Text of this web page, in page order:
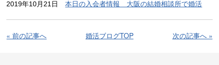
2019年10月21日本日の入会者情報 大阪の結婚相談所で婚活
« 前の記事へ 婚活ブログTOP 次の記事へ »